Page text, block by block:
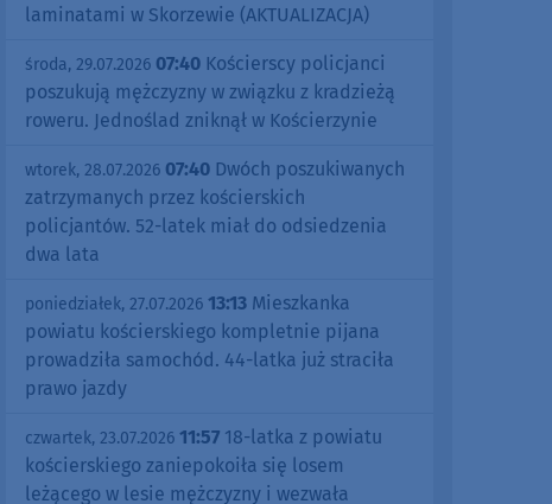
laminatami w Skorzewie (AKTUALIZACJA)
środa, 29.07.2026 07:40 Kościerscy policjanci
poszukują mężczyzny w związku z kradzieżą
roweru. Jednoślad zniknął w Kościerzynie
wtorek, 28.07.2026 07:40 Dwóch poszukiwanych
zatrzymanych przez kościerskich
policjantów. 52-latek miał do odsiedzenia
dwa lata
poniedziałek, 27.07.2026 13:13 Mieszkanka
powiatu kościerskiego kompletnie pijana
prowadziła samochód. 44-latka już straciła
prawo jazdy
czwartek, 23.07.2026 11:57 18-latka z powiatu
kościerskiego zaniepokoiła się losem
leżącego w lesie mężczyzny i wezwała